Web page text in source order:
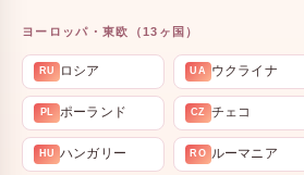
ヨーロッパ・東欧（13ヶ国）
RU ロシア UA ウクライナ
PL ポーランド CZ チェコ
HU ハンガリー RO ルーマニア